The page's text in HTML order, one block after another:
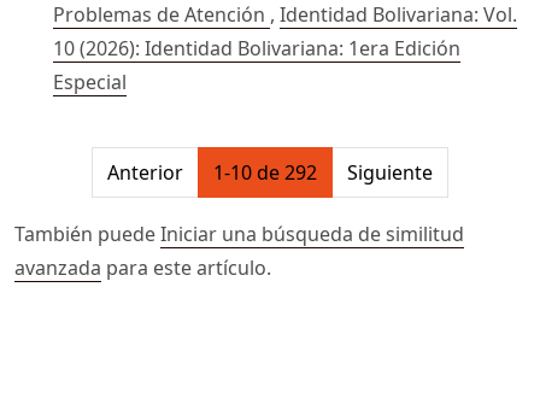
Problemas de Atención , Identidad Bolivariana: Vol.
10 (2026): Identidad Bolivariana: 1era Edición
Especial
##issue.pagination##
Anterior 1-10 de 292 Siguiente
También puedeIniciar una búsqueda de similitud
avanzada para este artículo.